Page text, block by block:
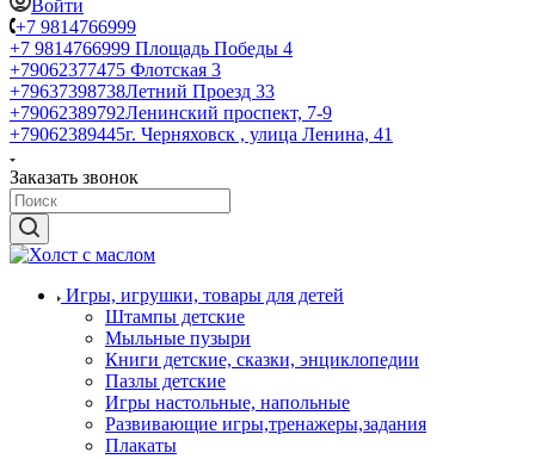
Войти
+7 9814766999
+7 9814766999 Площадь Победы 4
+79062377475 Флотская 3
+79637398738Летний Проезд 33
+79062389792Ленинский проспект, 7-9
+79062389445г. Черняховск , улица Ленина, 41
Заказать звонок
Игры, игрушки, товары для детей
Штампы детские
Мыльные пузыри
Книги детские, сказки, энциклопедии
Пазлы детские
Игры настольные, напольные
Развивающие игры,тренажеры,задания
Плакаты